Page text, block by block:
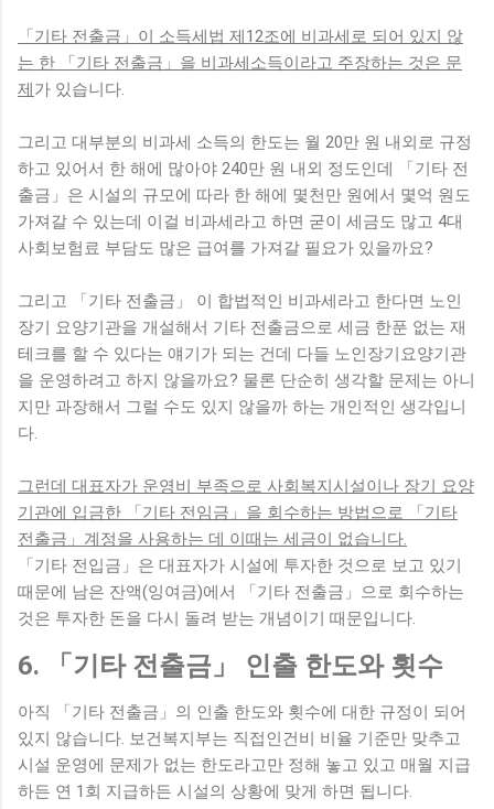
「기타 전출금」이 소득세법 제12조에 비과세로 되어 있지 않
는 한 「기타 전출금」을 비과세소득이라고 주장하는 것은 문
제가 있습니다.
그리고 대부분의 비과세 소득의 한도는 월 20만 원 내외로 규정
하고 있어서 한 해에 많아야 240만 원 내외 정도인데 「기타 전
출금」은 시설의 규모에 따라 한 해에 몇천만 원에서 몇억 원도
가져갈 수 있는데 이걸 비과세라고 하면 굳이 세금도 많고 4대
사회보험료 부담도 많은 급여를 가져갈 필요가 있을까요?
그리고 「기타 전출금」 이 합법적인 비과세라고 한다면 노인
장기 요양기관을 개설해서 기타 전출금으로 세금 한푼 없는 재
테크를 할 수 있다는 얘기가 되는 건데 다들 노인장기요양기관
을 운영하려고 하지 않을까요? 물론 단순히 생각할 문제는 아니
지만 과장해서 그럴 수도 있지 않을까 하는 개인적인 생각입니
다.
그런데 대표자가 운영비 부족으로 사회복지시설이나 장기 요양
기관에 입금한 「기타 전임금」을 회수하는 방법으로 「기타
전출금」계정을 사용하는 데 이때는 세금이 없습니다.
「기타 전입금」은 대표자가 시설에 투자한 것으로 보고 있기
때문에 남은 잔액(잉여금)에서 「기타 전출금」으로 회수하는
것은 투자한 돈을 다시 돌려 받는 개념이기 때문입니다.
6. 「기타 전출금」 인출 한도와 횟수
아직 「기타 전출금」의 인출 한도와 횟수에 대한 규정이 되어
있지 않습니다. 보건복지부는 직접인건비 비율 기준만 맞추고
시설 운영에 문제가 없는 한도라고만 정해 놓고 있고 매월 지급
하든 연 1회 지급하든 시설의 상황에 맞게 하면 됩니다.